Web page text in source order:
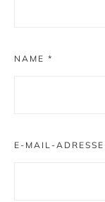
NAME *
E-MAIL-ADRESSE